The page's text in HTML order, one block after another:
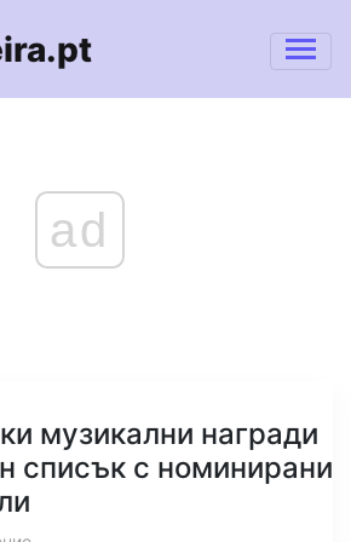
ad
музикални награди
списък с номинирани